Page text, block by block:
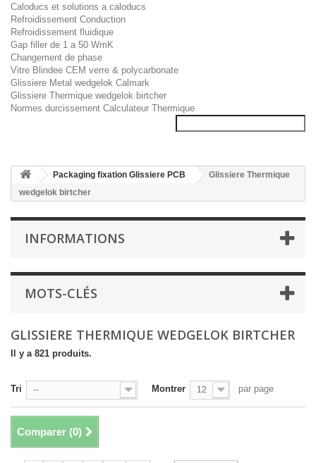
Caloducs et solutions a caloducs
Refroidissement Conduction
Refroidissement fluidique
Gap filler de 1 a 50 WmK
Changement de phase
Vitre Blindee CEM verre & polycarbonate
Glissiere Metal wedgelok Calmark
Glissiere Thermique wedgelok birtcher
Normes durcissement Calculateur Thermique
Packaging fixation Glissiere PCB
Glissiere Thermique
wedgelok birtcher
INFORMATIONS
MOTS-CLÉS
GLISSIERE THERMIQUE WEDGELOK BIRTCHER
Il y a 821 produits.
Tri -- Montrer 12 par page
Comparer (0)